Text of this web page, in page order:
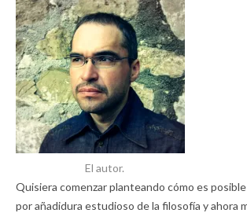
El autor.
Quisiera comenzar planteando cómo es
por añadidura estudioso de la filosofía y ahora